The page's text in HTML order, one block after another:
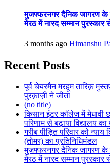
मुजफ्फरनगर दैनिक जागरण के
मेरठ में नारद सम्मान पुरस्कार
3 months ago Himanshu
Recent Posts
पूर्व चेयरमैन मरहूम तारिक़
पुरक़ाज़ी ने जीता
(no title)
किसान इंटर कॉलेज में मेधावी
परिणाम से बढ़ाया विद्यालय का
गरीब पीड़ित परिवार को
(तोमर) का प्रतिनिधिमंडल
मुजफ्फरनगर दैनिक जागरण के
मेरठ में नारद सम्मान पुरस्कार